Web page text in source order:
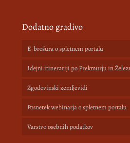
Dodatno gradivo
E-brošura o spletnem portalu
Idejni itinerariji po Prekmurju in
Zgodovinski zemljevidi
Posnetek webinarja o spletnem portalu
Varstvo osebnih podatkov